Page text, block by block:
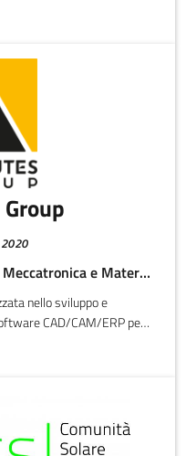
2020
Digitale, Edilizia e Costruzioni, Meccatronica e Materiali
nello sviluppo e
CAD/CAM/ERP per
le fasi produttive.